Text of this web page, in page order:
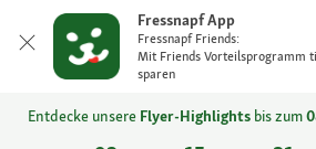
Fressnapf App
Fressnapf Friends:
Mit Friends Vorteilsprogramm
sparen
Entdecke unsere Flyer-Highlights bis zum